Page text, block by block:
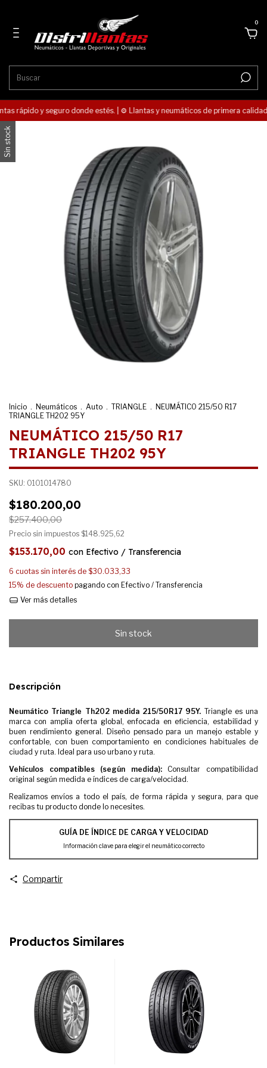
0
rápido y seguro donde estés. | ⚙️ Llantas y neumáticos de primera
Sin stock
Inicio . Neumáticos . Auto . TRIANGLE . NEUMÁTICO 215/50 R17
TRIANGLE TH202 95Y
NEUMÁTICO 215/50 R17
TRIANGLE TH202 95Y
SKU: 0101014780
$180.200,00
$257.400,00
Precio sin impuestos $148.925,62
$153.170,00 con Efectivo / Transferencia
6 cuotas sin interés de $30.033,33
15% de descuento pagando con Efectivo / Transferencia
Ver más detalles
Descripción
Neumático Triangle Th202 medida 215/50R17 95Y. Triangle es una
marca con amplia oferta global, enfocada en eficiencia, estabilidad y
buen rendimiento general. Diseño pensado para un manejo estable y
confortable, con buen comportamiento en condiciones habituales de
ciudad y ruta. Ideal para uso urbano y ruta.
Vehículos compatibles (según medida):Consultar compatibilidad
original según medida e índices de carga/velocidad.
Realizamos envíos a todo el país, de forma rápida y segura, para que
recibas tu producto donde lo necesites.
GUÍA DE ÍNDICE DE CARGA Y VELOCIDAD
Información clave para elegir el neumático correcto
Compartir
Productos Similares